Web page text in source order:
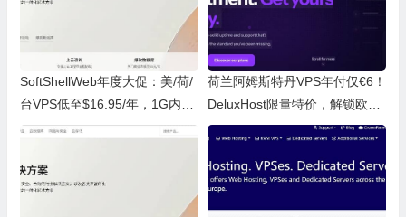
SoftShellWeb年度大促：美/荷/
台VPS低至$16.95/年，1G内存
享全球加速
荷兰阿姆斯特丹VPS年付仅€6！
DeluxHost限量特价，解锁欧洲
低延迟线路